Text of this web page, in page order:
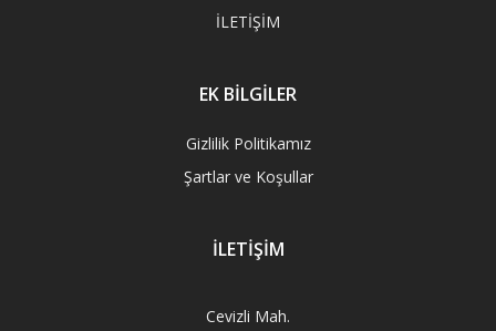
İLETİŞİM
EK BİLGİLER
Gizlilik Politikamız
Şartlar ve Koşullar
İLETİŞİM
Cevizli Mah.